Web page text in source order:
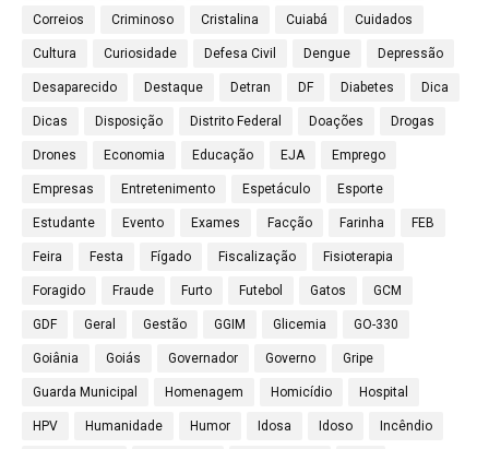
Correios Criminoso Cristalina Cuiabá Cuidados
Cultura Curiosidade Defesa Civil Dengue Depressão
Desaparecido Destaque Detran DF Diabetes Dica
Dicas Disposição Distrito Federal Doações Drogas
Drones Economia Educação EJA Emprego
Empresas Entretenimento Espetáculo Esporte
Estudante Evento Exames Facção Farinha FEB
Feira Festa Fígado Fiscalização Fisioterapia
Foragido Fraude Furto Futebol Gatos GCM
GDF Geral Gestão GGIM Glicemia GO-330
Goiânia Goiás Governador Governo Gripe
Guarda Municipal Homenagem Homicídio Hospital
HPV Humanidade Humor Idosa Idoso Incêndio